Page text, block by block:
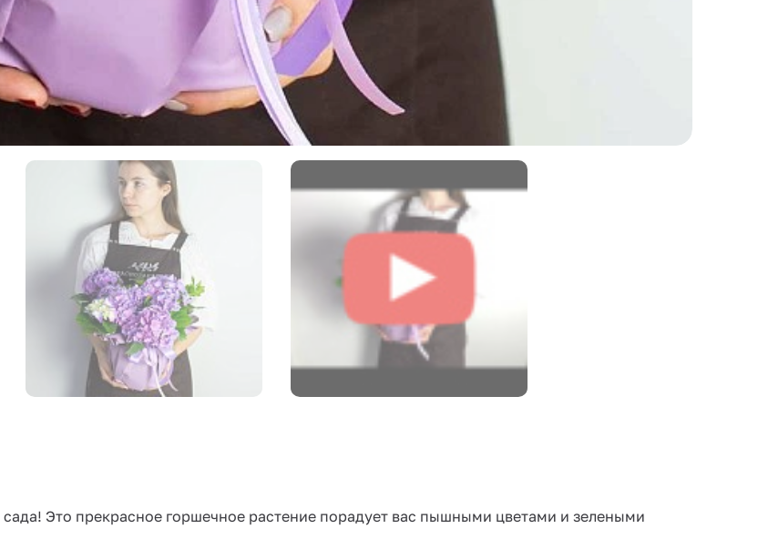
Это прекрасное горшечное растение порадует вас пышными цветами и зелеными